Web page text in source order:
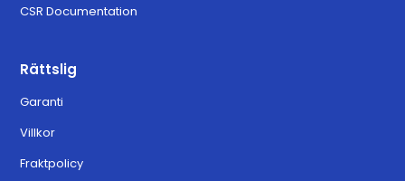
CSR Documentation
Rättslig
Garanti
Villkor
Fraktpolicy